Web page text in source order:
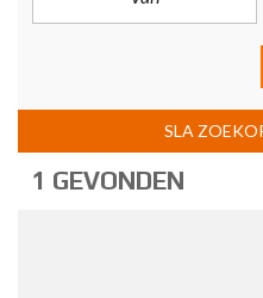
SLA
1 GEVONDEN